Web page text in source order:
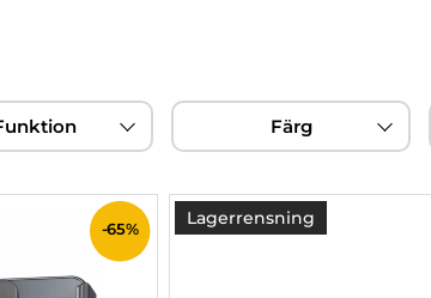
Färg
-65%
Lagerrensning